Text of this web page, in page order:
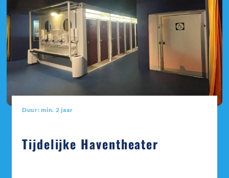
Duur: min. 2 jaar
Tijdelijke Haventheater